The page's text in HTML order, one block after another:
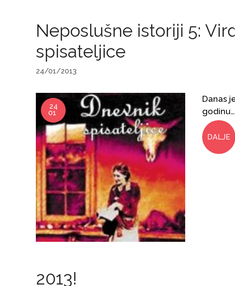
Neposlušne istoriji 5:
spisateljice
24/01/2013
24
01
Danas
godinu…
DALJE
2013!